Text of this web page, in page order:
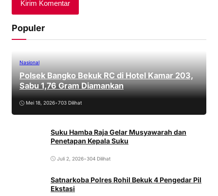
Populer
Nasional
Polsek Bangko Bekuk RC di Hotel Kamar 203,
Sabu 1,76 Gram Diamankan
Mei 18, 2026•703 Dilihat
Suku Hamba Raja Gelar Musyawarah dan
Penetapan Kepala Suku
Juli 2, 2026•304 Dilihat
Satnarkoba Polres Rohil Bekuk 4 Pengedar Pil
Ekstasi